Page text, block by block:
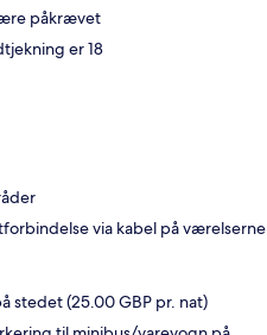
påkrævet
er 18
via kabel på værelserne
stedet (25.00 GBP pr. nat)